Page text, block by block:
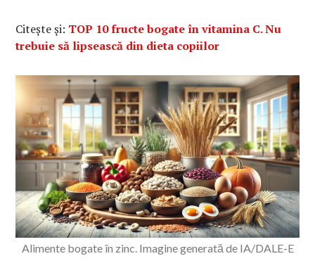
Citește și: TOP 10 fructe bogate în vitamina C. Nu
trebuie să lipsească din dieta copiilor
Alimente bogate în zinc. Imagine generată de IA/DALE-E